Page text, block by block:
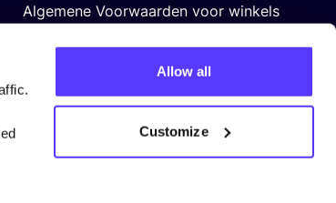
Allow all
Customize
Algemene Voorwaarden voor winkels